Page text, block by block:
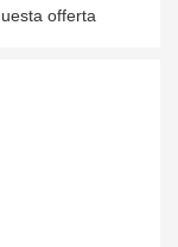
offerta